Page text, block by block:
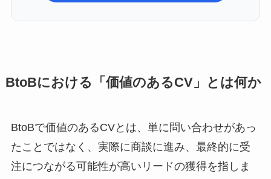
BtoBにおける「価値のあるCV」とは何か
BtoBで価値のあるCVとは、単に問い合わせがあっ
たことではなく、実際に商談に進み、最終的に受
注につながる可能性が高いリードの獲得を指しま